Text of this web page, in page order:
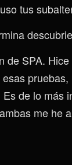
tus
de SPA.
de lo más
me he